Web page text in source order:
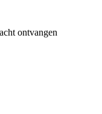
ontvangen